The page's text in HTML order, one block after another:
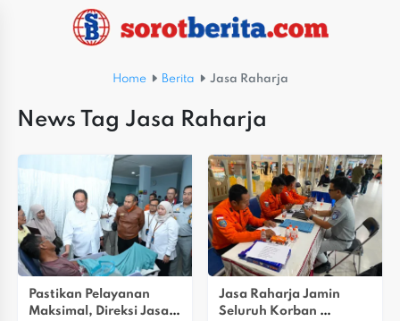
Home Berita Jasa Raharja
News Tag Jasa Raharja
Pastikan Pelayanan
Maksimal, Direksi Jasa
Jasa Raharja Jamin
Seluruh Korban